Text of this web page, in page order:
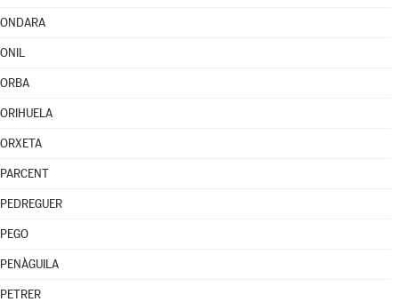
ONDARA
ONIL
ORBA
ORIHUELA
ORXETA
PARCENT
PEDREGUER
PEGO
PENÀGUILA
PETRER